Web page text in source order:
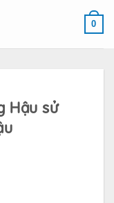
0
Hậu sử